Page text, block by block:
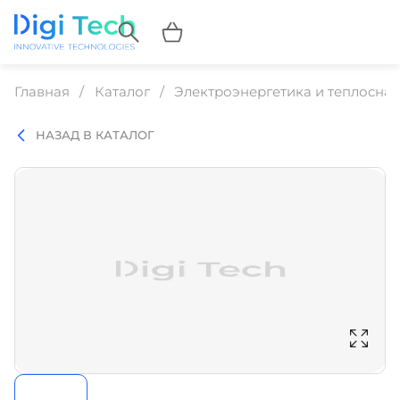
Главная Каталог Электроэнергетика и
НАЗАД В КАТАЛОГ